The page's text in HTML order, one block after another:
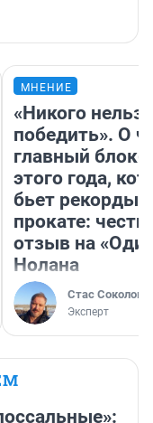
МНЕНИЕ
«Никого нельзя
победить». О
главный
этого года,
бьет рекорды в
прокате:
отзыв на
Нолана
Стас Соколов
Эксперт